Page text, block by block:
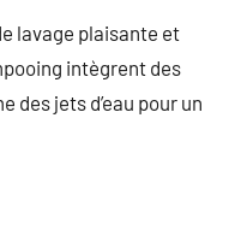
lavage plaisante et
intègrent des
des jets d’eau pour un